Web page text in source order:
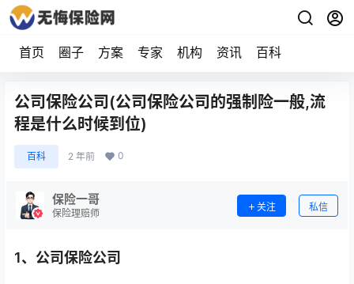
首页 圈子 方案 专家 机构 资讯 百科
公司保险公司(公司保险公司的强制险一般,流
程是什么时候到位)
百科 2 年前 0
保险一哥
保险理赔师
关注 私信
1、公司保险公司